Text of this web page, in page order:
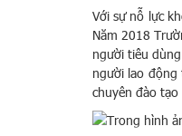
Với sự nỗ lực
Năm 2018
người tiêu
người lao
chuyên đào